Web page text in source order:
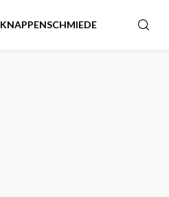
KNAPPENSCHMIEDE